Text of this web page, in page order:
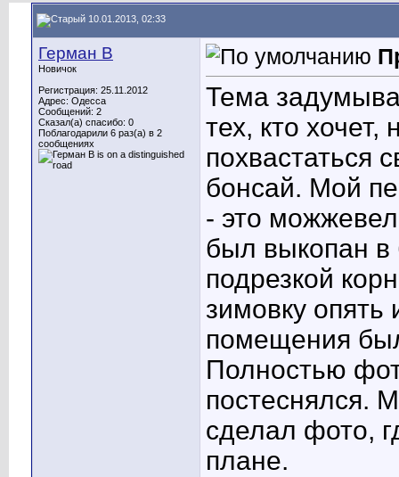
10.01.2013, 02:33
Герман В
Новичок
Регистрация: 25.11.2012
Адрес: Одесса
Сообщений: 2
Сказал(а) спасибо: 0
Поблагодарили 6 раз(а) в 2
сообщениях
Тема
тех, кто
похвастаться
бонсай. Мой
- это
был выкопан в
подрезкой
зимовку опять
помещения
Полностью
постеснялся.
сделал фото,
плане.